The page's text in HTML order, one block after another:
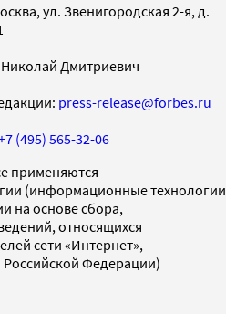
ул. Звенигородская 2-я, д.
Дмитриевич
press-release@forbes.ru
(495) 565-32-06
применяются
(информационные технологии
на основе сбора,
относящихся
сети «Интернет»,
Федерации)